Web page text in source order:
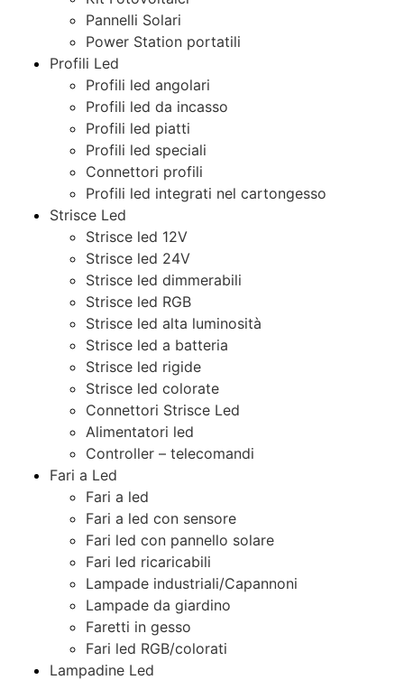
Pannelli Solari
Power Station portatili
Profili Led
Profili led angolari
Profili led da incasso
Profili led piatti
Profili led speciali
Connettori profili
Profili led integrati nel cartongesso
Strisce Led
Strisce led 12V
Strisce led 24V
Strisce led dimmerabili
Strisce led RGB
Strisce led alta luminosità
Strisce led a batteria
Strisce led rigide
Strisce led colorate
Connettori Strisce Led
Alimentatori led
Controller – telecomandi
Fari a Led
Fari a led
Fari a led con sensore
Fari led con pannello solare
Fari led ricaricabili
Lampade industriali/Capannoni
Lampade da giardino
Faretti in gesso
Fari led RGB/colorati
Lampadine Led